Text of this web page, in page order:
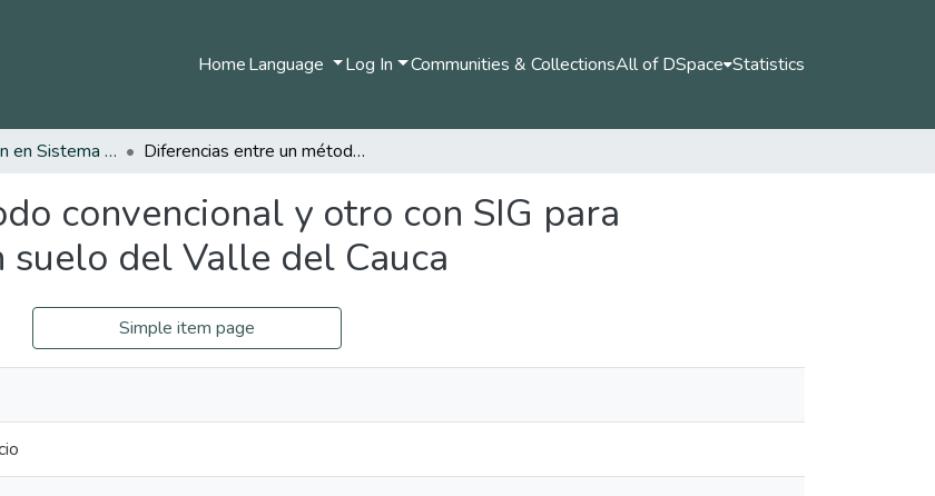
HomeLanguage Log In Communities & CollectionsAll of DSpace Statistics
Especialización en Sistema de Información Geográfica Diferencias entre un método convencional y otro con SIG para diagnóstico de NPK en un suelo del Valle del Cauca
convencional y otro con SIG para
del Valle del Cauca
Simple item page